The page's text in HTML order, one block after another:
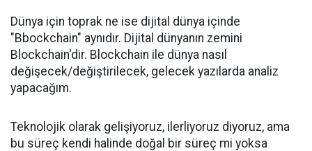
Dünya için toprak ne ise dijital dünya içinde
"Bbockchain" aynıdır. Dijital dünyanın zemini
Blockchain'dir. Blockchain ile dünya nasıl
değişecek/değiştirilecek, gelecek yazılarda analiz
yapacağım.
Teknolojik olarak gelişiyoruz, ilerliyoruz diyoruz, ama
bu süreç kendi halinde doğal bir süreç mi yoksa